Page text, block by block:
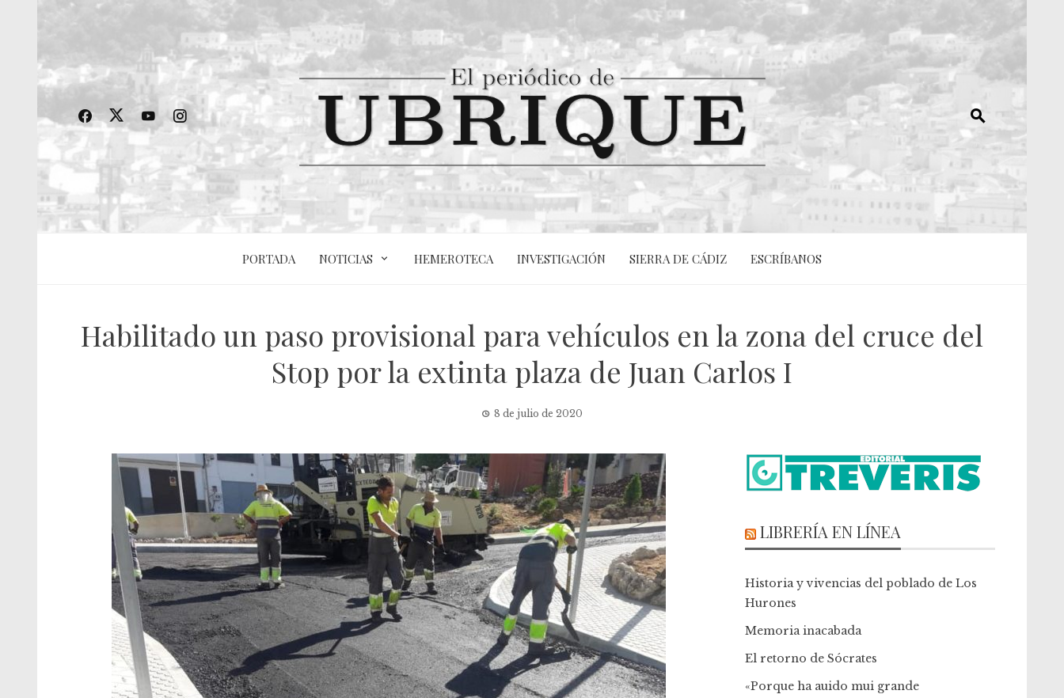
PORTADA NOTICIAS HEMEROTECA INVESTIGACIÓN SIERRA DE CÁDIZ ESCRÍBANOS
Habilitado un paso provisional para vehículos en la zona del cruce del
Stop por la extinta plaza de Juan Carlos I
8 de julio de 2020
LIBRERÍA EN LÍNEA
Historia y vivencias del poblado de Los
Hurones
Memoria inacabada
El retorno de Sócrates
«Porque ha auido mui grande